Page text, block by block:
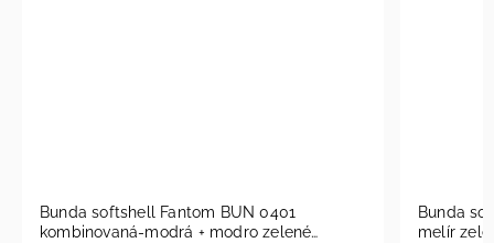
BUN 0401
Bunda softshell Fantom BUN
melír zelenožlutá 2026